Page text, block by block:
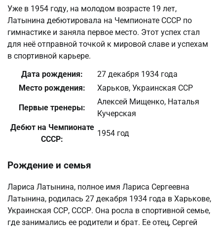
Уже в 1954 году, на молодом возрасте 19 лет,
Латынина дебютировала на Чемпионате СССР по
гимнастике и заняла первое место. Этот успех стал
для неё отправной точкой к мировой славе и успехам
в спортивной карьере.
Дата рождения:
27 декабря 1934 года
Место рождения:
Харьков, Украинская ССР
Первые тренеры:
Алексей Мищенко, Наталья
Кучерская
Дебют на Чемпионате
СССР:
1954 год
Рождение и семья
Лариса Латынина, полное имя Лариса Сергеевна
Латынина, родилась 27 декабря 1934 года в Харькове,
Украинская ССР, СССР. Она росла в спортивной семье,
где занимались ее родители и брат. Ее отец, Сергей